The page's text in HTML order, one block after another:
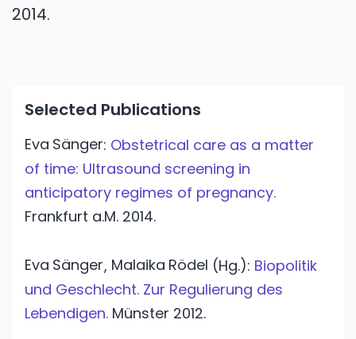
2014.
Selected Publications
Eva Sänger: Obstetrical care as a matter
of time: Ultrasound screening in
anticipatory regimes of pregnancy.
Frankfurt a.M. 2014.
Eva Sänger, Malaika Rödel (Hg.): Biopolitik
und Geschlecht. Zur Regulierung des
Lebendigen. Münster 2012.